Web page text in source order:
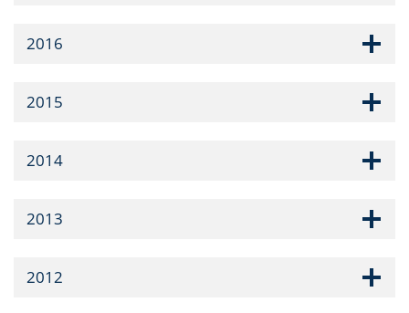
2016
2015
2014
2013
2012